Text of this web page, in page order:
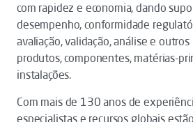
com rapidez e economia, dando
desempenho, conformidade
avaliação, validação, análise e
produtos, componentes, matérias-
instalações.
Com mais de 130 anos de
especialistas e recursos globais